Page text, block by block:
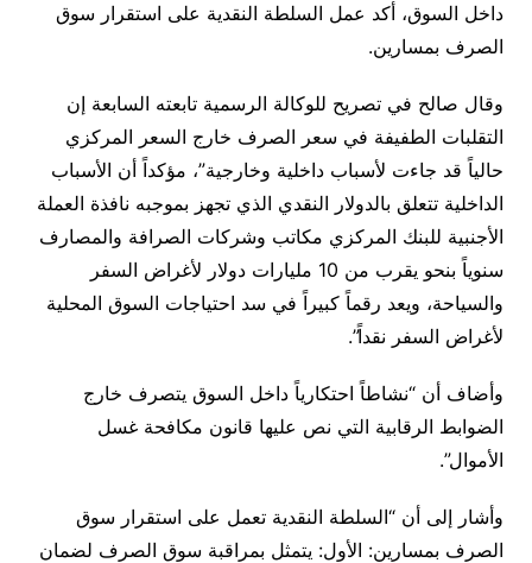
داخل السوق، أكد عمل السلطة النقدية على استقرار سوق
الصرف بمسارين.
وقال صالح في تصريح للوكالة الرسمية تابعته السابعة إن
التقلبات الطفيفة في سعر الصرف خارج السعر المركزي
حالياً قد جاءت لأسباب داخلية وخارجية”، مؤكداً أن الأسباب
الداخلية تتعلق بالدولار النقدي الذي تجهز بموجبه نافذة العملة
الأجنبية للبنك المركزي مكاتب وشركات الصرافة والمصارف
سنوياً بنحو يقرب من 10 مليارات دولار لأغراض السفر
والسياحة، ويعد رقماً كبيراً في سد احتياجات السوق المحلية
لأغراض السفر نقداً”.
وأضاف أن “نشاطاً احتكارياً داخل السوق يتصرف خارج
الضوابط الرقابية التي نص عليها قانون مكافحة غسل
الأموال”.
وأشار إلى أن “السلطة النقدية تعمل على استقرار سوق
الصرف بمسارين: الأول: يتمثل بمراقبة سوق الصرف لضمان